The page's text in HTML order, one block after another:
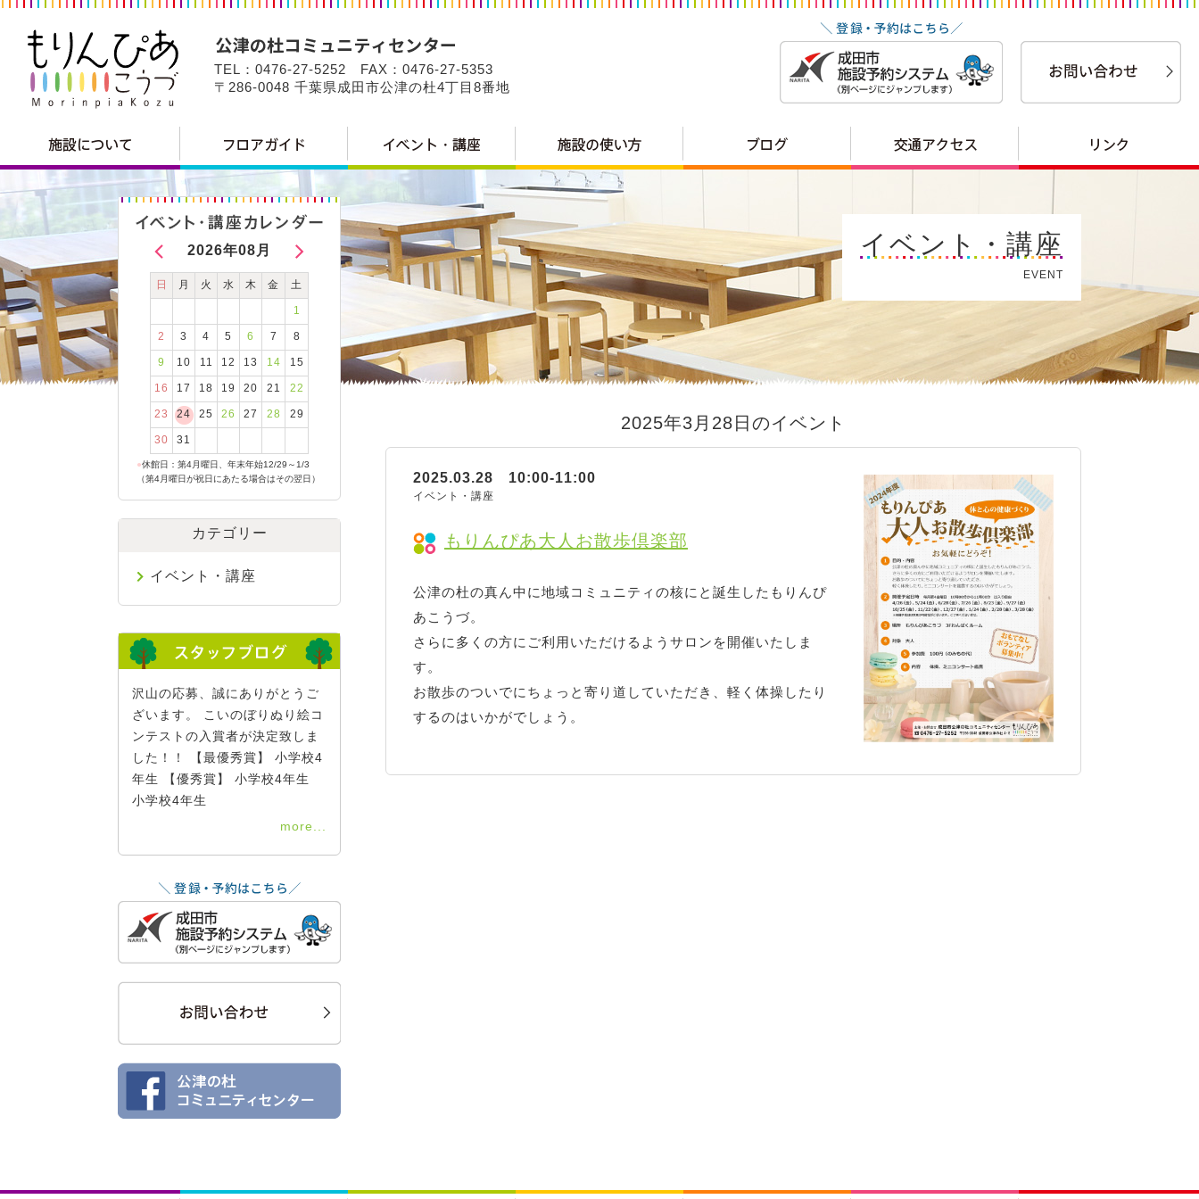
TEL：0476-27-5252 FAX：0476-27-5353
〒286-0048 千葉県成田市公津の杜4丁目8番地
イベント・講座
EVENT
2025年3月28日のイベント
もりんぴあ大人お散歩倶楽部
2025.03.28 10:00-11:00
イベント・講座
公津の杜の真ん中に地域コミュニティの核にと誕生したもりんぴ
あこうづ。
さらに多くの方にご利用いただけるようサロンを開催いたしま
す。
お散歩のついでにちょっと寄り道していただき、軽く体操したり
するのはいかがでしょう。
2026年08月
日 月 火 水 木 金 土
1
2 3 4 5 6 7 8
9 10 11 12 13 14 15
16 17 18 19 20 21 22
23 24 25 26 27 28 29
30 31
●休館日：第4月曜日、年末年始12/29～1/3
（第4月曜日が祝日にあたる場合はその翌日）
カテゴリー
イベント・講座
沢山の応募、誠にありがとうご
ざいます。 こいのぼりぬり絵コ
ンテストの入賞者が決定致しま
した！！ 【最優秀賞】 小学校4
年生 【優秀賞】 小学校4年生
小学校4年生
more...